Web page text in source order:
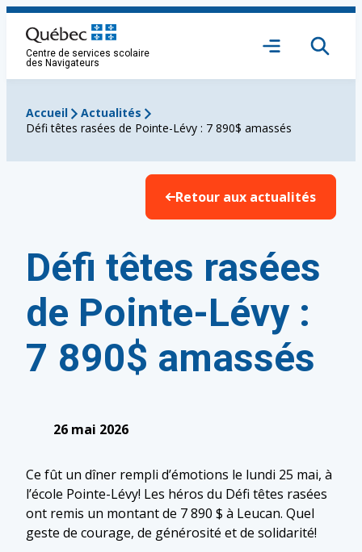
Aller
contenu
Centre de services scolaire
des Navigateurs
Ouvrir
Accueil
Actualités
Défi têtes rasées de Pointe-Lévy : 7 890$ amassés
Retour aux actualités
Défi têtes rasées
de Pointe-Lévy :
7 890$ amassés
26 mai 2026
Ce fût un dîner rempli d’émotions le lundi 25 mai, à
l’école Pointe-Lévy! Les héros du Défi têtes rasées
ont remis un montant de 7 890 $ à Leucan. Quel
geste de courage, de générosité et de solidarité!